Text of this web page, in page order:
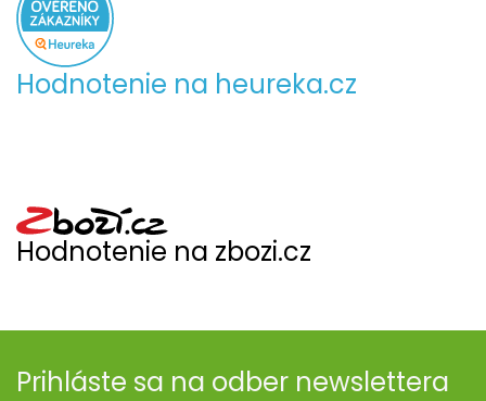
Hodnotenie na heureka.cz
Hodnotenie na zbozi.cz
Prihláste sa na odber newslettera